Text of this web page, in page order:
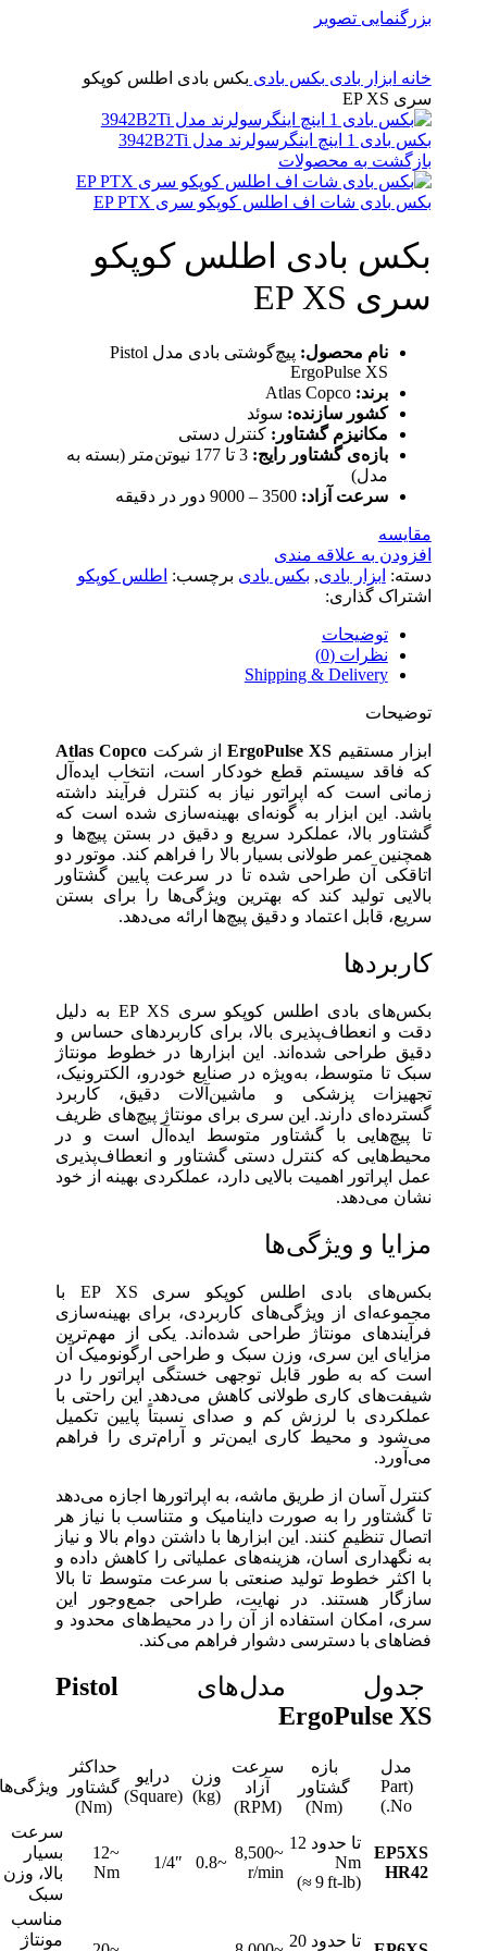
بزرگنمایی تصویر
خانه ابزار بادی بکس بادی بکس بادی اطلس کوپکو
سری EP XS
بکس بادی 1 اینچ اینگرسولرند مدل 3942B2Ti
بازگشت به محصولات
بکس بادی شات اف اطلس کوپکو سری EP PTX
بکس بادی اطلس کوپکو
سری EP XS
نام محصول:
پیچ‌گوشتی بادی مدل Pistol
ErgoPulse XS
برند: Atlas Copco
کشور سازنده: سوئد
مکانیزم گشتاور: کنترل دستی
بازه‌ی گشتاور رایج:
3 تا 177 نیوتن‌متر (بسته به
مدل)
سرعت آزاد: 3500 – 9000 دور در دقیقه
مقایسه
افزودن به علاقه مندی
دسته: ابزار بادی, بکس بادی برچسب: اطلس کوپکو
اشتراک گذاری:
توضیحات
نظرات (0)
Shipping & Delivery
توضیحات
ابزار مستقیم ErgoPulse XSاز شرکت Atlas Copco
که فاقد سیستم قطع خودکار است، انتخاب ایده‌آل
زمانی است که اپراتور نیاز به کنترل فرآیند داشته
باشد. این ابزار به گونه‌ای بهینه‌سازی شده است که
گشتاور بالا، عملکرد سریع و دقیق در بستن پیچ‌ها و
همچنین عمر طولانی بسیار بالا را فراهم کند. موتور دو
اتاقکی آن طراحی شده تا در سرعت پایین گشتاور
بالایی تولید کند که بهترین ویژگی‌ها را برای بستن
سریع، قابل اعتماد و دقیق پیچ‌ها ارائه می‌دهد.
کاربردها
بکس‌های بادی اطلس کوپکو سری EP XS به دلیل
دقت و انعطاف‌پذیری بالا، برای کاربردهای حساس و
دقیق طراحی شده‌اند. این ابزارها در خطوط مونتاژ
سبک تا متوسط، به‌ویژه در صنایع خودرو، الکترونیک،
تجهیزات پزشکی و ماشین‌آلات دقیق، کاربرد
گسترده‌ای دارند. این سری برای مونتاژ پیچ‌های ظریف
تا پیچ‌هایی با گشتاور متوسط ایده‌آل است و در
محیط‌هایی که کنترل دستی گشتاور و انعطاف‌پذیری
عمل اپراتور اهمیت بالایی دارد، عملکردی بهینه از خود
نشان می‌دهد.
مزایا و ویژگی‌ها
بکس‌های بادی اطلس کوپکو سری EP XS با
مجموعه‌ای از ویژگی‌های کاربردی، برای بهینه‌سازی
فرآیندهای مونتاژ طراحی شده‌اند. یکی از مهم‌ترین
مزایای این سری، وزن سبک و طراحی ارگونومیک آن
است که به طور قابل توجهی خستگی اپراتور را در
شیفت‌های کاری طولانی کاهش می‌دهد. این راحتی با
عملکردی با لرزش کم و صدای نسبتاً پایین تکمیل
می‌شود و محیط کاری ایمن‌تر و آرام‌تری را فراهم
می‌آورد.
کنترل آسان از طریق ماشه، به اپراتورها اجازه می‌دهد
تا گشتاور را به صورت داینامیک و متناسب با نیاز هر
اتصال تنظیم کنند. این ابزارها با داشتن دوام بالا و نیاز
به نگهداری آسان، هزینه‌های عملیاتی را کاهش داده و
با اکثر خطوط تولید صنعتی با سرعت متوسط تا بالا
سازگار هستند. در نهایت، طراحی جمع‌وجور این
سری، امکان استفاده از آن را در محیط‌های محدود و
فضاهای با دسترسی دشوار فراهم می‌کند.
جدول مدل‌های Pistol
ErgoPulse XS
مدل
(Part
No.)
بازه
گشتاور
(Nm)
سرعت
آزاد
(RPM)
وزن
(kg)
درایو
(Square)
حداکثر
گشتاور
(Nm)
ویژگی‌ها
EP5XS
HR42
تا حدود 12
Nm
(≈ 9 ft‑lb)
~8,500
r/min
~0.8
1/4″
~12
Nm
سرعت
بسیار
بالا، وزن
سبک
تا حدود 20
مناسب
مونتاژ